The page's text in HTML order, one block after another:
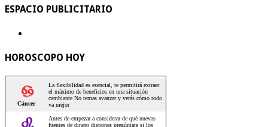
ESPACIO PUBLICITARIO
HOROSCOPO HOY